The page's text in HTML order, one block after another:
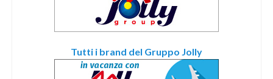
Tutti i brand del Gruppo Jolly